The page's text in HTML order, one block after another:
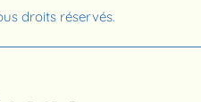
droits réservés.